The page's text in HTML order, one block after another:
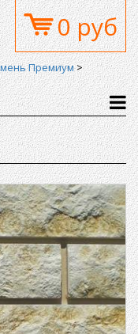
0 руб
Премиум>